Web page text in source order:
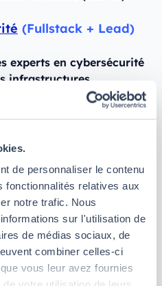
de personnaliser le contenu
fonctionnalités relatives aux
notre trafic. Nous
sur l'utilisation de
de médias sociaux, de
combiner celles-ci
vous leur avez fournies
(Fullstack + Lead)
experts en cybersécurité
infrastructures
contre les
la gestion des
(Bac +4)
de ces domaines ?
Cybersécurité
programmation.Si vous